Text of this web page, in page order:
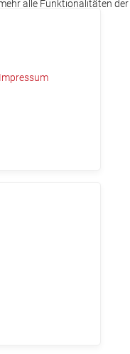
alle Funktionalitäten der
Impressum